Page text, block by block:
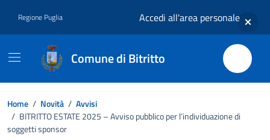
Regione Puglia Accedi all'area personale
Comune di Bitritto
Home / Novità / Avvisi
/ BITRITTO ESTATE 2025 – Avviso pubblico per l’individuazione di
soggetti sponsor